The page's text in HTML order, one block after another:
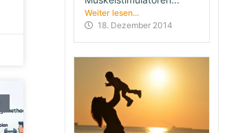
Weiter lesen...
18. Dezember 2014